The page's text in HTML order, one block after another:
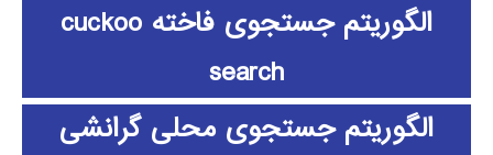
الگوریتم جستجوی فاخته cuckoo
search
الگوریتم جستجوی محلی گرانشی